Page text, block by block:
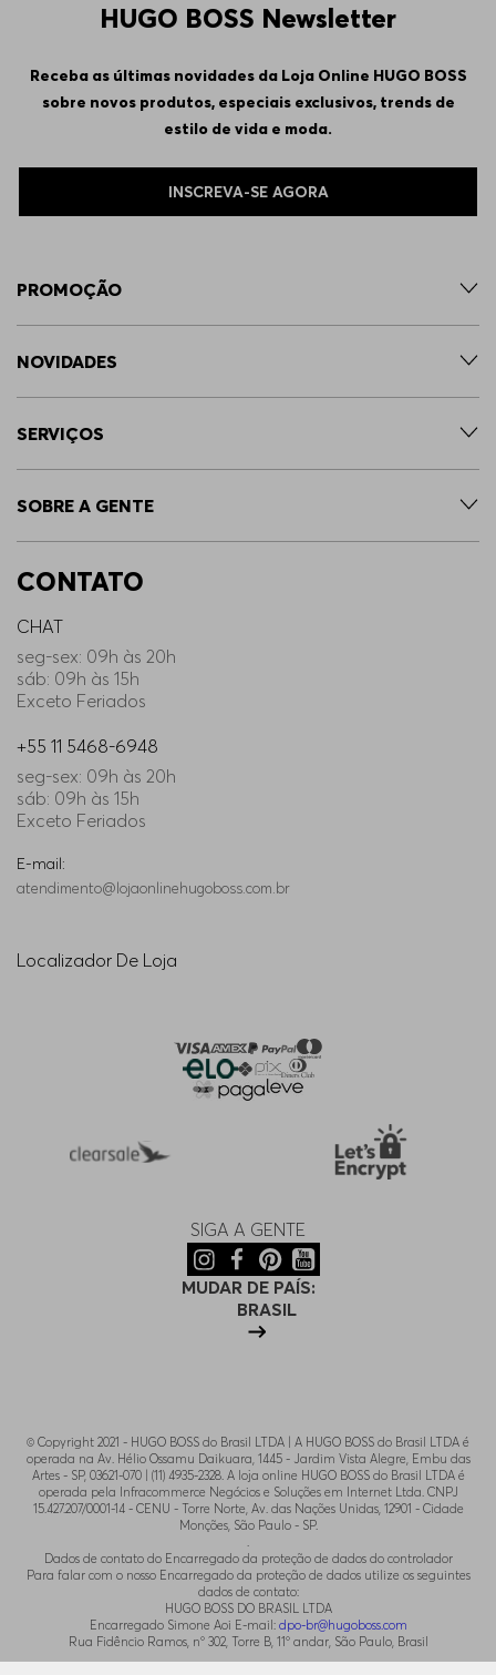
HUGO BOSS Newsletter
Receba as últimas novidades da Loja Online HUGO BOSS
sobre novos produtos, especiais exclusivos, trends de
estilo de vida e moda.
INSCREVA-SE AGORA
PROMOÇÃO
NOVIDADES
SERVIÇOS
SOBRE A GENTE
CONTATO
CHAT
seg-sex: 09h às 20h
sáb: 09h às 15h
Exceto Feriados
+55 11 5468-6948
seg-sex: 09h às 20h
sáb: 09h às 15h
Exceto Feriados
E-mail:
atendimento@lojaonlinehugoboss.com.br
Localizador De Loja
SIGA A GENTE
MUDAR DE PAÍS:
BRASIL
© Copyright 2021 - HUGO BOSS do Brasil LTDA | A HUGO BOSS do Brasil LTDA é
operada na Av. Hélio Ossamu Daikuara, 1445 - Jardim Vista Alegre, Embu das
Artes - SP, 03621-070 | (11) 4935-2328. A loja online HUGO BOSS do Brasil LTDA é
operada pela Infracommerce Negócios e Soluções em Internet Ltda. CNPJ
15.427.207/0001-14 - CENU - Torre Norte, Av. das Nações Unidas, 12901 - Cidade
Monções, São Paulo - SP.
.
Dados de contato do Encarregado da proteção de dados do controlador
Para falar com o nosso Encarregado da proteção de dados utilize os seguintes
dados de contato:
HUGO BOSS DO BRASIL LTDA
Encarregado Simone Aoi E-mail: dpo-br@hugoboss.com
Rua Fidêncio Ramos, n° 302, Torre B, 11° andar, São Paulo, Brasil